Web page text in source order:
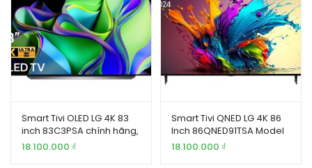
Smart Tivi OLED LG 4K 83
inch 83C3PSA chính hãng,
giá tốt
18.100.000 ₫
Smart Tivi QNED LG 4K 86
Inch 86QNED91TSA Model
2024
18.100.000 ₫